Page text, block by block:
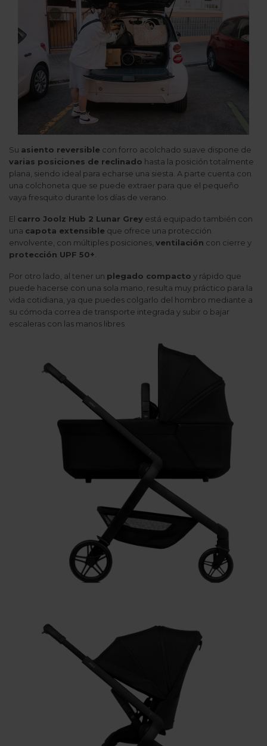
Su asiento reversible con forro acolchado suave dispone de
varias posiciones de reclinado hasta la posición totalmente
plana, siendo ideal para echarse una siesta. A parte cuenta con
una colchoneta que se puede extraer para que el pequeño
vaya fresquito durante los días de verano.
El carro Joolz Hub 2 Lunar Grey está equipado también con
una capota extensible que ofrece una protección
envolvente, con múltiples posiciones, ventilación con cierre y
protección UPF 50+
Por otro lado, al tener un plegado compacto y rápido que
puede hacerse con una sola mano, resulta muy práctico para la
vida cotidiana, ya que puedes colgarlo del hombro mediante a
su cómoda correa de transporte integrada y subir o bajar
escaleras con las manos libres